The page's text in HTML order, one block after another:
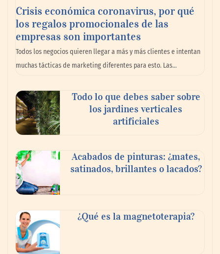
La omnicanalidad redefine la forma de
planear viajes en México
buscan proyectar talento mexicano y
fortalecer el turismo médico
Crisis económica coronavirus, por qué
los regalos promocionales de las
empresas son importantes
Todos los negocios quieren llegar a más y más clientes e intentan
muchas tácticas de marketing diferentes para esto. Las…
Todo lo que debes saber sobre
los jardines verticales
artificiales
Acabados de pinturas: ¿mates,
satinados, brillantes o lacados?
¿Qué es la magnetoterapia?